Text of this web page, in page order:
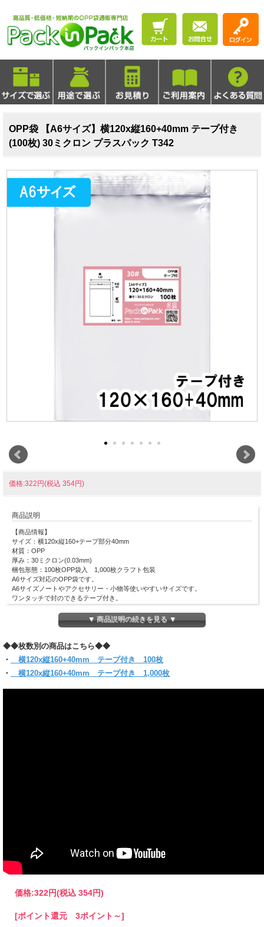
OPP袋 【A6サイズ】横120x縦160+40mm テープ付き
(100枚) 30ミクロン プラスパック T342
価格:322円(税込 354円)
商品説明
【商品情報】
サイズ：横120x縦160+テープ部分40mm
材質：OPP
厚み：30ミクロン(0.03mm)
梱包形態：100枚OPP袋入 1,000枚クラフト包装
A6サイズ対応のOPP袋です。
A6サイズノートやアクセサリー・小物等使いやすいサイズです。
ワンタッチで封のできるテープ付き。
(お入れになりたい商品によっては入らない場合もございますので、サイズをお確
【クリックポスト対象商品】
●同サイズ 7パックまで同梱可能
●クリックポスト対象商品で、サイズ横25x縦34ｘ厚さ3cmのパッケージに収まる
分量
▼ 商品説明の続きを見る ▼
◆◆枚数別の商品はこちら◆◆
・
横120x縦160+40mm テープ付き 100枚
・
横120x縦160+40mm テープ付き 1,000枚
価格:322円(税込 354円)
[ポイント還元 3ポイント～]